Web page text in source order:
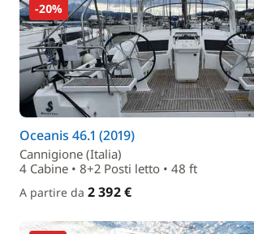
-20%
Oceanis 46.1 (2019)
Cannigione (Italia)
4 Cabine • 8+2 Posti letto • 48 ft
A partire da 2 392 €